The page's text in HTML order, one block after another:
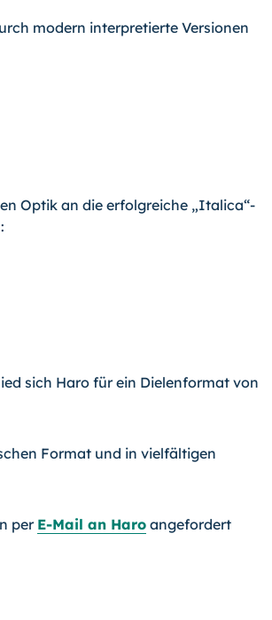
modern interpretierte Versionen
Optik an die erfolgreiche „Italica“-
sich Haro für ein Dielenformat von
Format und in vielfältigen
per E-Mail an Haro angefordert